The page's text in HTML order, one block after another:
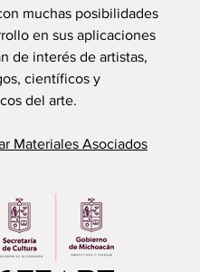
muchas posibilidades
en sus aplicaciones
de interés de artistas,
científicos y
del arte.
Materiales Asociados